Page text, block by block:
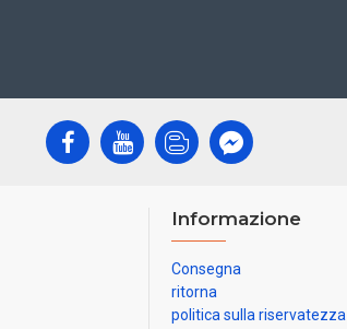
Informazione
Consegna
ritorna
politica sulla riservatezza